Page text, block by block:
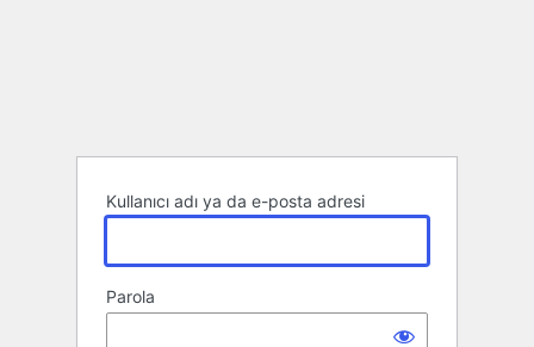
Kullanıcı adı ya da e-posta adresi
Parola